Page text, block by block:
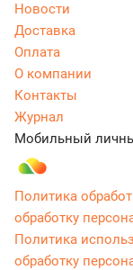
Новости
Доставка
Оплата
О компании
Контакты
Журнал
Мобильный
Политика
обработку
Политика
обработку